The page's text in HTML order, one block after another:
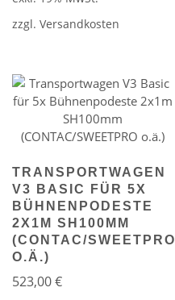
zzgl. Versandkosten
TRANSPORTWAGEN
V3 BASIC FÜR 5X
BÜHNENPODESTE
2X1M SH100MM
(CONTAC/SWEETPRO
O.Ä.)
523,00€